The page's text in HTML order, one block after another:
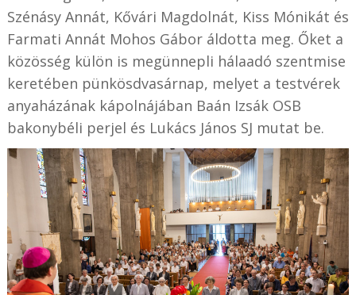
Szénásy Annát, Kővári Magdolnát, Kiss Mónikát és
Farmati Annát Mohos Gábor áldotta meg. Őket a
közösség külön is megünnepli hálaadó szentmise
keretében pünkösdvasárnap, melyet a testvérek
anyaházának kápolnájában Baán Izsák OSB
bakonybéli perjel és Lukács János SJ mutat be.